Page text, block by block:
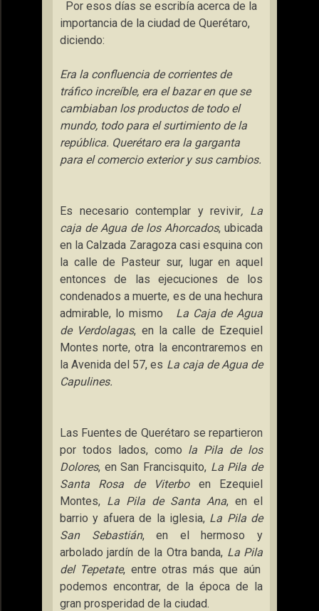
Por esos días se escribía acerca de la
importancia de la ciudad de Querétaro,
diciendo:
Era la confluencia de corrientes de
tráfico increíble, era el bazar en que se
cambiaban los productos de todo el
mundo, todo para el surtimiento de la
república. Querétaro era la garganta
para el comercio exterior y sus cambios.
Es necesario contemplar y revivir, La
caja de Agua de los Ahorcados, ubicada
en la Calzada Zaragozacasi esquina con
la calle de Pasteur sur, lugar en aquel
entonces de las ejecuciones de los
condenados a muerte, es de una hechura
admirable, lo mismo
La Caja de Agua
de Verdolagas, en la calle de Ezequiel
Montes norte, otra la encontraremos en
la Avenida del 57, es La caja de Agua de
Capulines.
Las Fuentes de Querétaro se repartieron
por todos lados, como la Pila de los
Dolores, en San Francisquito, La Pila de
Santa Rosa de Viterboen Ezequiel
Montes, La Pila de Santa Ana, en el
barrio y afuera de la iglesia, La Pilade
San Sebastián, en el hermoso y
arbolado jardín de la Otrabanda, La Pila
del Tepetate, entre otras más que aún
podemos encontrar, de la época de la
gran prosperidad de la ciudad.